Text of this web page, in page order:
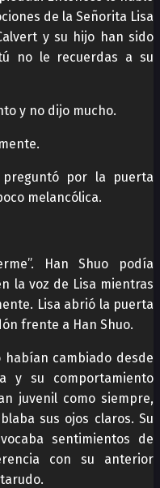
de la Señorita Lisa
y su hijo han sido
no le recuerdas a su
y no dijo mucho.
preguntó por la puerta
melancólica.
Han Shuo podía
la voz de Lisa mientras
Lisa abrió la puerta
frente a Han Shuo.
habían cambiado desde
y su comportamiento
juvenil como siempre,
sus ojos claros. Su
sentimientos de
con su anterior